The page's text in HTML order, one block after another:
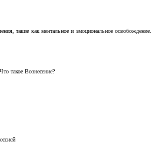
такие как ментальное и эмоциональное освобождение.
такое Вознесение?